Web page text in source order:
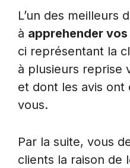
L’un des meilleurs
à apprehender
ci représentant la
à plusieurs reprise
et dont les avis
vous.
Par la suite, vous
clients la raison de